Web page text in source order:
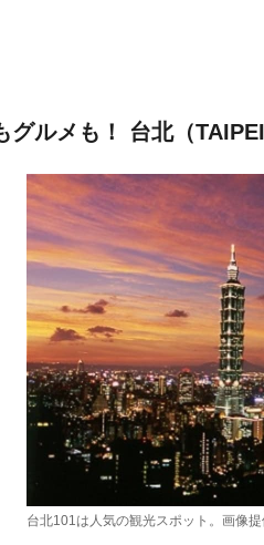
グルメも！ 台北（
台北101は人気の観光スポット。画像